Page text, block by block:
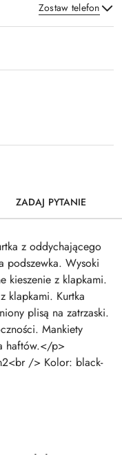
Zostaw telefon
ZADAJ PYTANIE
z oddychającego
podszewka. Wysoki
kieszenie z klapkami.
klapkami. Kurtka
plisą na zatrzaski.
Mankiety
haftów.</p>
/> Kolor: black-